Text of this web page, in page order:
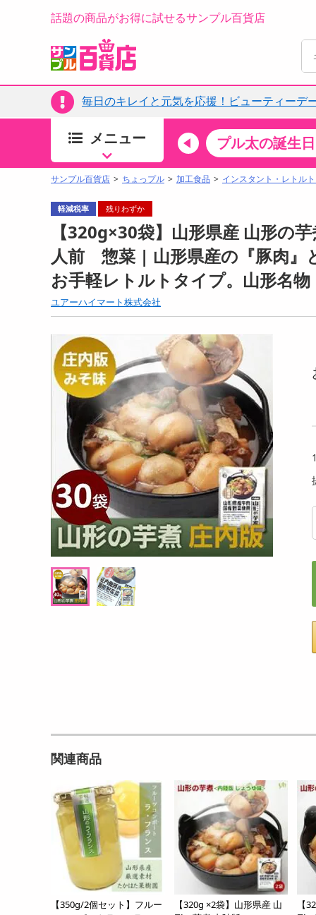
話題の商品がお得に試せるサンプル百貨店
毎日のキレイと元気を応援！ビューティーデ
ちょっプルカテゴリ すべ
食品・調味料
加工食品
お菓子
アイス・スイーツ
飲料
お酒
キッチン・日用品
ヘアケア・ボディケア
ビューティーケア
健康・ダイエット・サプリメント
医薬品・医薬部外品
インテリア・家具・収納・寝具
ファッション
家電
ベビー・キッズ・マタニティ
ペット用品
クーポン・資格・学習
掲載予告
メニュー
キッチン・日用品 食品 プル太の誕生
サンプル百貨店 ちょっプル 加工食品 インスタント・レトル
軽減税率 残りわずか
【320g×30袋】山形県産 山形の
人前 惣菜 | 山形県産の『豚肉』
お手軽レトルトタイプ。山形名物
ユアーハイマート株式会社
関連商品
【350g/2個セット】フルー
【320g ×2袋】山形県産 山
【
ふんわりブロッ
点セット】
提供数 1000
オープン
.8円
08月08日14時00分 ～
ちょっプル
レノア 煮沸レベル超消臭 抗菌ビーズ 洗濯槽
の防カビ クリーンフレッシュの香り【420
ML×6点】
提供数 1000
お試し費用
4,999円
参考価格 オープン
1個あたり 833.2